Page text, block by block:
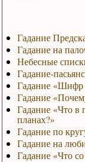
Гадание
Гадание на
Небесные
Гадание-
Гадание «Шифр
Гадание
Гадание «Что в
планах?»
Гадание по
Гадание на
Гадание «Что